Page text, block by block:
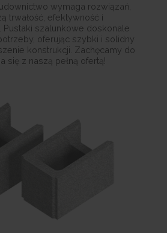
wymaga rozwiązań,
trwałość, efektywność i
Pustaki szalunkowe doskonale
oferując szybki i solidny
konstrukcji. Zachęcamy do
się z naszą pełną ofertą!